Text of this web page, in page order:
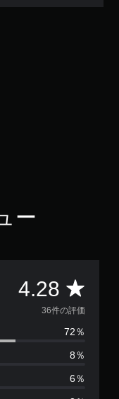
ー
4.28 評
価
数
は
36件の評価
72％
8％
6％